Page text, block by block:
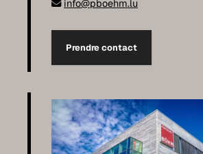
info@pboehm.lu
Prendre contact